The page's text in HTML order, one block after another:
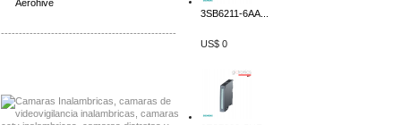
-------------------------------------------------
3SB6211-6AA...
US$ 0